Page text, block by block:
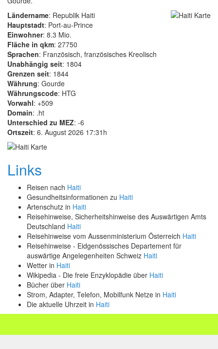
Ländername: Republik Haiti
Hauptstadt: Port-au-Prince
Einwohner: 8.3 Mio.
Fläche in qkm: 27750
Sprachen: Französisch, französisches Kreolisch
Unabhängig seit: 1804
Grenzen seit: 1844
Währung: Gourde
Währungscode: HTG
Vorwahl: +509
Domain: .ht
Unterschied zu MEZ: -6
Ortszeit: 6. August 2026 17:31h
Links
Reisen nach Haiti
Gesundheitsinformationen zu Haiti
Artenschutz in Haiti
Reisehinweise, Sicherheitshinweise des Auswärtigen Amts
Deutschland Haiti
Reisehinweise vom Aussenministerium Österreich Haiti
Reisehinweise - Eidgenössisches Departement für
auswärtige Angelegenheiten Schweiz Haiti
Wetter in Haiti
Wikipedia - Die freie Enzyklopädie über Haiti
Bücher über Haiti
Strom, Adapter, Telefon, Mobilfunk Netze in Haiti
Die aktuelle Uhrzeit in Haiti